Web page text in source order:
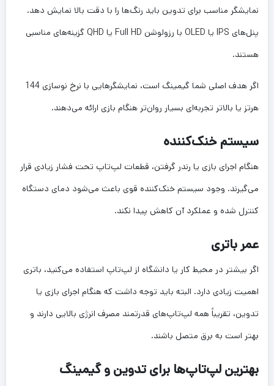
نمایشگر مناسب برای تدوین باید رنگ‌ها را با دقت بالا نمایش دهد.
پنل‌های IPS یا OLED با رزولوشن Full HD یا QHD گزینه‌های مناسبی
هستند.
اگر هدف اصلی شما گیمینگ است، نمایشگرهایی با نرخ نوسازی 144
هرتز یا بالاتر تجربه‌ای بسیار روان‌تر هنگام بازی ارائه می‌دهند.
سیستم خنک‌کننده
هنگام اجرای بازی یا رندر گرفتن، قطعات لپ‌تاپ تحت فشار زیادی قرار
می‌گیرند. وجود سیستم خنک‌کننده قوی باعث می‌شود دمای دستگاه
کنترل شده و عملکرد آن کاهش پیدا نکند.
عمر باتری
اگر بیشتر در محیط کار یا دانشگاه از لپ‌تاپ استفاده می‌کنید، باتری
اهمیت زیادی دارد. البته باید توجه داشت که هنگام اجرای بازی یا
تدوین، تقریباً همه لپ‌تاپ‌های قدرتمند مصرف انرژی بالایی دارند و
بهتر است به برق متصل باشند.
بهترین لپ‌تاپ‌ها برای تدوین و گیمینگ